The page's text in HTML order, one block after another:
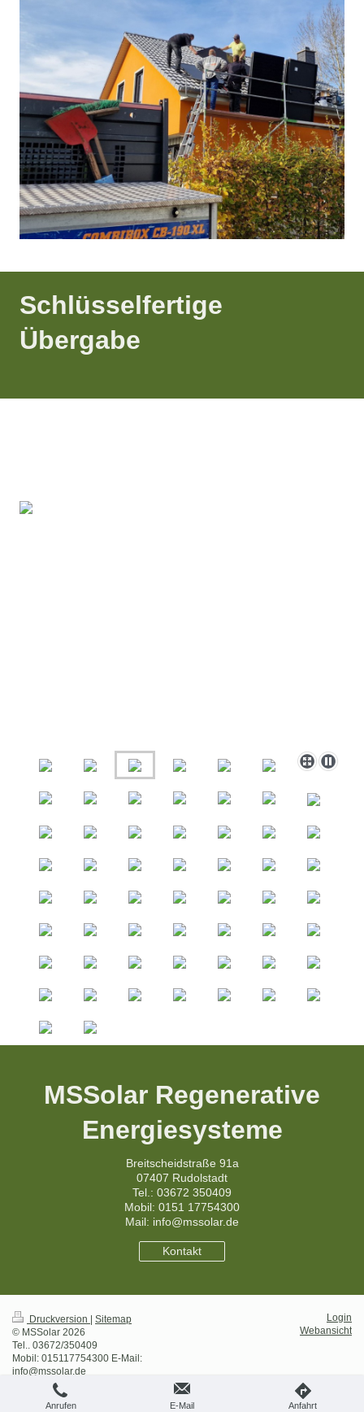
Schlüsselfertige
Übergabe
MSSolar Regenerative
Energiesysteme
Breitscheidstraße 91a
07407 Rudolstadt
Tel.: 03672 350409
Mobil: 0151 17754300
Mail: info@mssolar.de
Kontakt
Druckversion | Sitemap
© MSSolar 2026
Tel.. 03672/350409
Mobil: 015117754300 E-Mail:
info@mssolar.de
Login
Webansicht
Anrufen E-Mail Anfahrt